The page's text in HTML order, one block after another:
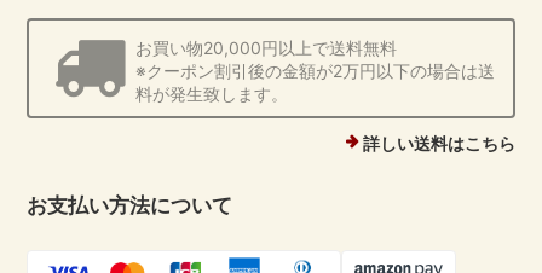
お買い物20,000円以上で送料無料
※クーポン割引後の金額が2万円以下の場合は送
料が発生致します。
詳しい送料はこちら
お支払い方法について